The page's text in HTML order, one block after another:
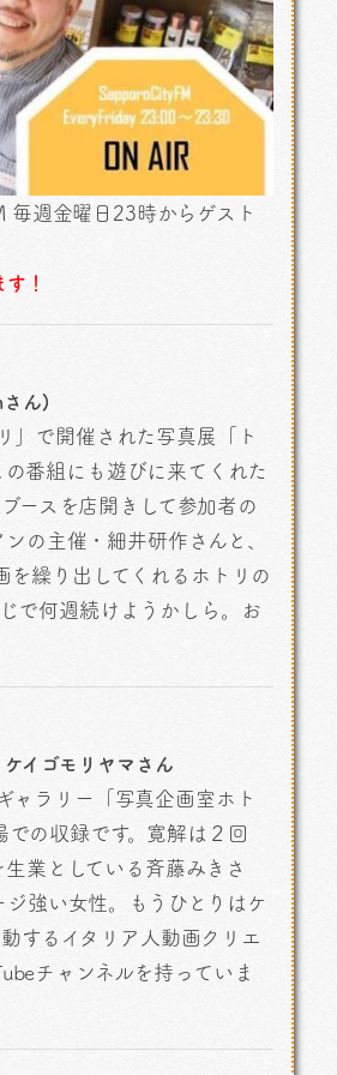
毎週金曜日23時からゲスト
！
さん)
」で開催された写真展「ト
番組にも遊びに来てくれた
ースを店開きして参加者の
の主催・細井研作さんと、
繰り出してくれるホトリの
で何週続けようかしら。お
イゴモリヤマさん
ャラリー「写真企画室ホト
の収録です。寛解は２回
業としている斉藤みきさ
強い女性。もうひとりはケ
するイタリア人動画クリエ
チャンネルを持っていま